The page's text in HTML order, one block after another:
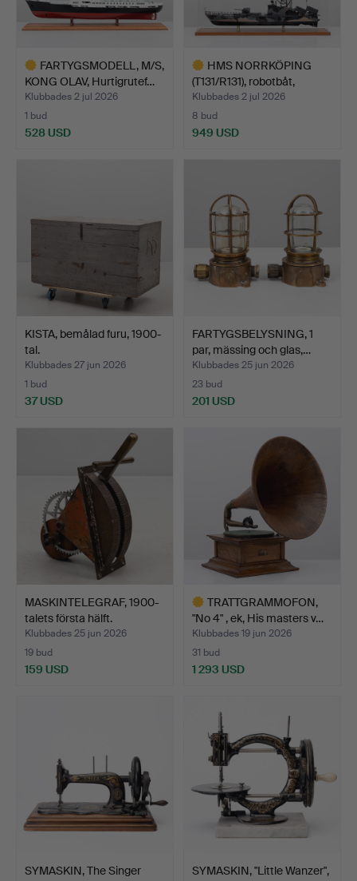
FARTYGSMODELL, M/S,
KONG OLAV, Hurtigrutef…
Klubbades 2 jul 2026
1 bud
528 USD
HMS NORRKÖPING
(T131/R131), robotbåt,
mode…
Klubbades 2 jul 2026
8 bud
949 USD
KISTA, bemålad furu, 1900-
tal.
Klubbades 27 jun 2026
1 bud
37 USD
FARTYGSBELYSNING, 1
par, mässing och glas,…
Klubbades 25 jun 2026
23 bud
201 USD
MASKINTELEGRAF, 1900-
talets första hälft.
Klubbades 25 jun 2026
19 bud
159 USD
TRATTGRAMMOFON,
"No 4" , ek, His masters v…
Klubbades 19 jun 2026
31 bud
1 293 USD
föremål
SYMASKIN, The Singer
SYMASKIN, "Little Wanzer",